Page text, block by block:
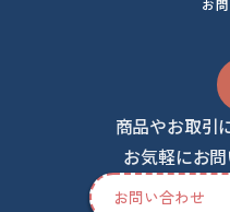
お
商品やお取引
お気軽にお
お問い合わせ